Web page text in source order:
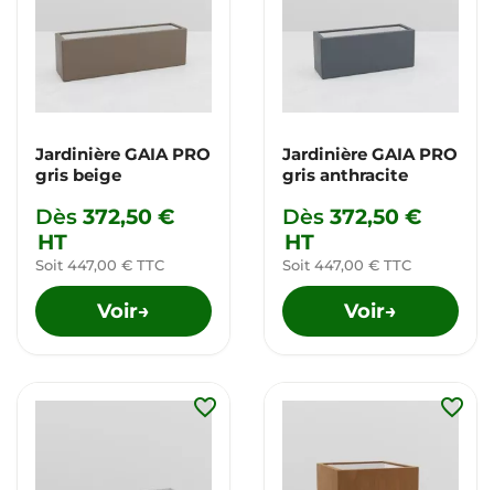
Jardinière GAIA PRO
gris beige
Dès 372,50 €
HT
Soit 447,00 € TTC
Voir→
Jardinière GAIA PRO
gris anthracite
Dès 372,50 €
HT
Soit 447,00 € TTC
Voir→
favorite_border favorite_border